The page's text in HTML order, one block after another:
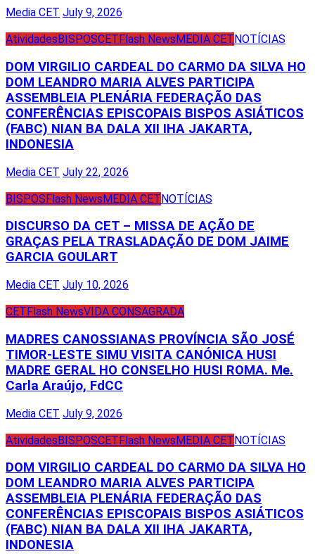
Media CET July 9, 2026
Atividades BISPOSCET Flash News MEDIA CET NOTÍCIAS
DOM VIRGILIO CARDEAL DO CARMO DA SILVA HO
DOM LEANDRO MARIA ALVES PARTICIPA
ASSEMBLEIA PLENÁRIA FEDERAÇÃO DAS
CONFERÊNCIAS EPISCOPAIS BISPOS ASIÁTICOS
(FABC) NIAN BA DALA XII IHA JAKARTA,
INDONESIA
Media CET July 22, 2026
BISPOSFlash NewsMEDIA CETNOTÍCIAS
DISCURSO DA CET – MISSA DE AÇÃO DE
GRAÇAS PELA TRASLADAÇÃO DE DOM JAIME
GARCIA GOULART
Media CET July 10, 2026
CETFlash NewsVIDA CONSAGRADA
MADRES CANOSSIANAS PROVÍNCIA SÃO JOSÉ
TIMOR-LESTE SIMU VISITA CANÓNICA HUSI
MADRE GERAL HO CONSELHO HUSI ROMA. Me.
Carla Araújo, FdCC
Media CET July 9, 2026
AtividadesBISPOSCETFlash NewsMEDIA CETNOTÍCIAS
DOM VIRGILIO CARDEAL DO CARMO DA SILVA HO
DOM LEANDRO MARIA ALVES PARTICIPA
ASSEMBLEIA PLENÁRIA FEDERAÇÃO DAS
CONFERÊNCIAS EPISCOPAIS BISPOS ASIÁTICOS
(FABC) NIAN BA DALA XII IHA JAKARTA,
INDONESIA